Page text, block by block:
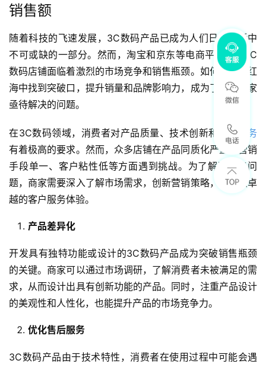
销售额
随着科技的飞速发展，3C数码产品已成为人们日常生活中
不可或缺的一部分。然而，淘宝和京东等电商平台上的3C
数码店铺面临着激烈的市场竞争和销售瓶颈。如何在这片红
海中找到突破口，提升销量和品牌影响力，成为了许多商家
亟待解决的问题。
在3C数码领域，消费者对产品质量、技术创新和
售后服务
有着极高的要求。然而，众多店铺在产品同质化严重、营销
手段单一、客户粘性低等方面遇到挑战。为了解决这些问
题，商家需要深入了解市场需求，创新营销策略，并提供卓
越的客户服务体验。
产品差异化
开发具有独特功能或设计的3C数码产品成为突破销售瓶颈
的关键。商家可以通过市场调研，了解消费者未被满足的需
求，从而设计出具有创新功能的产品。同时，注重产品设计
的美观性和人性化，也能提升产品的市场竞争力。
优化售后服务
3C数码产品由于技术特性，消费者在使用过程中可能会遇